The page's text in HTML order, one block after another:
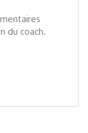
du coach.